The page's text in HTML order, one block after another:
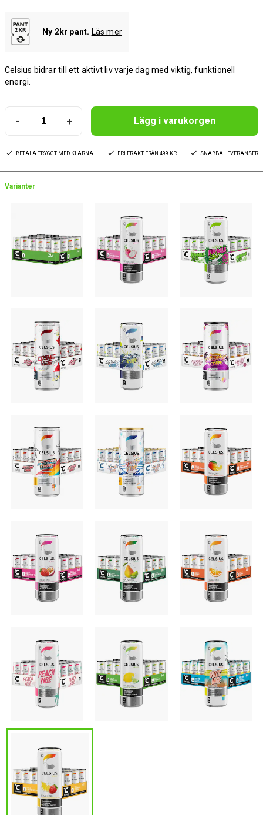
Ny 2kr pant. Läs mer
Celsius bidrar till ett aktivt liv varje dag med viktig, funktionell
energi.
- + Lägg i varukorgen
BETALA TRYGGT MED KLARNA FRI FRAKT FRÅN 499 KR SNABBA LEVERANSER
Varianter